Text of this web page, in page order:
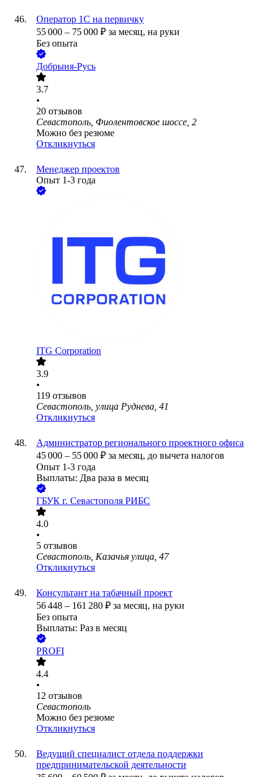
Оператор 1С на первичку
55 000 – 75 000 ₽ за месяц, на руки
Без опыта
Добрыня-Русь
3.7
•
20 отзывов
Севастополь, Фиолентовское шоссе, 2
Можно без резюме
Откликнуться
Менеджер проектов
Опыт 1-3 года
ITG Corporation
3.9
•
119 отзывов
Севастополь, улица Руднева, 41
Откликнуться
Администратор регионального проектного офиса
45 000 – 55 000 ₽ за месяц, до вычета налогов
Опыт 1-3 года
Выплаты: Два раза в месяц
ГБУК г. Севастополя РИБС
4.0
•
5 отзывов
Севастополь, Казачья улица, 47
Откликнуться
Консультант на табачный проект
56 448 – 161 280 ₽ за месяц, на руки
Без опыта
Выплаты: Раз в месяц
PROFI
4.4
•
12 отзывов
Севастополь
Можно без резюме
Откликнуться
Ведущий специалист отдела поддержки
предпринимательской деятельности